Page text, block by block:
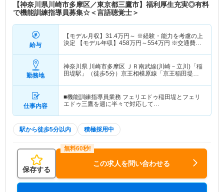
【神奈川県川崎市多摩区／東京都三鷹市】福利厚生充実◎有料
で機能訓練指導員募集☆＜言語聴覚士＞
給与
【モデル月収】 31.4万円～ ※経験・能力を考慮の上
決定 【モデル年収】 458万円～554万円 ※交通費、
勤務地
神奈川県 川崎市多摩区 ＪＲ南武線(川崎－立川)「稲
田堤駅」（徒歩5分）京王相模原線「京王稲田堤
仕事内容
■機能訓練指導員業務 フェリエドゥ稲田堤とフェリ
エドゥ三鷹を週に半々で対応して…
駅から徒歩5分以内 積極採用中
保存する
この求人を問い合わせる